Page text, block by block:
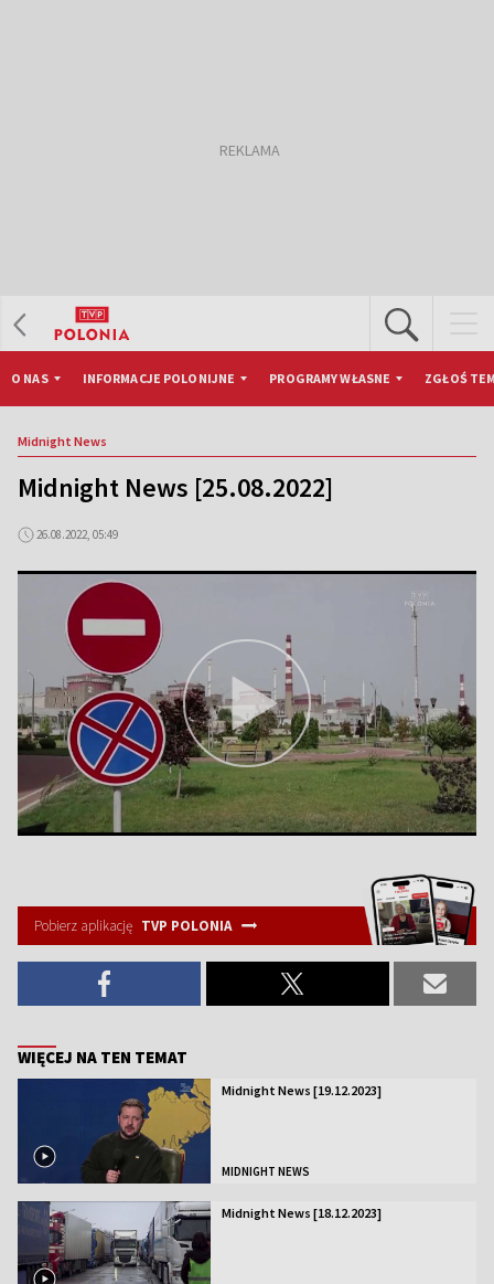
O NAS INFORMACJE POLONIJNE PROGRAMY WŁASNE ZGŁOŚ
Midnight News
Midnight News [25.08.2022]
26.08.2022, 05:49
Pobierz aplikację TVP POLONIA
WIĘCEJ NA TEN TEMAT
Midnight News [19.12.2023]
MIDNIGHT NEWS
Midnight News [18.12.2023]